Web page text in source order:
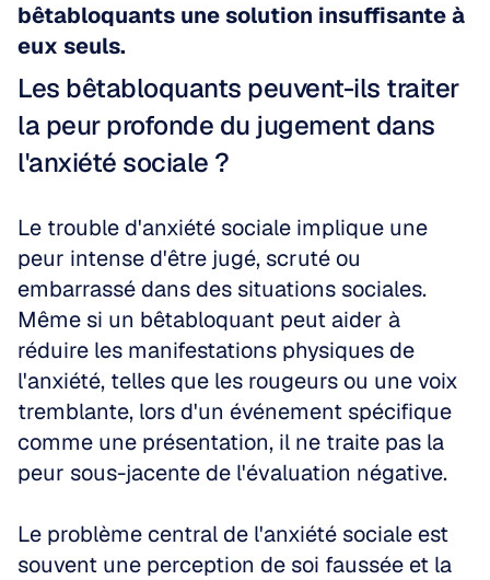
bêtabloquants une solution insuffisante à
eux seuls.
Les bêtabloquants peuvent-ils traiter
la peur profonde du jugement dans
l'anxiété sociale ?
Le trouble d'anxiété sociale implique une
peur intense d'être jugé, scruté ou
embarrassé dans des situations sociales.
Même si un bêtabloquant peut aider à
réduire les manifestations physiques de
l'anxiété, telles que les rougeurs ou une voix
tremblante, lors d'un événement spécifique
comme une présentation, il ne traite pas la
peur sous-jacente de l'évaluation négative.
Le problème central de l'anxiété sociale est
souvent une perception de soi faussée et la